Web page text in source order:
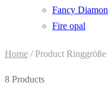
Fancy
Fire opal
Home /Product Ringgröße
8 Products